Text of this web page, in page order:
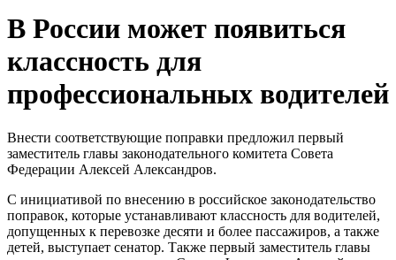
В России может появиться
классность для
профессиональных водителей
Внести соответствующие поправки предложил первый
заместитель главы законодательного комитета Совета
Федерации Алексей Александров.
С инициативой по внесению в российское законодательство
поправок, которые устанавливают классность для водителей,
допущенных к перевозке десяти и более пассажиров, а также
детей, выступает сенатор. Также первый заместитель главы